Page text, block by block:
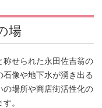
場
称せられた永田佐吉翁の
像や地下水が湧き出る
の場所や商店街活性化の
。